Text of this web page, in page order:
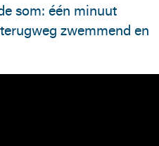
som: één minuut
zwemmend en